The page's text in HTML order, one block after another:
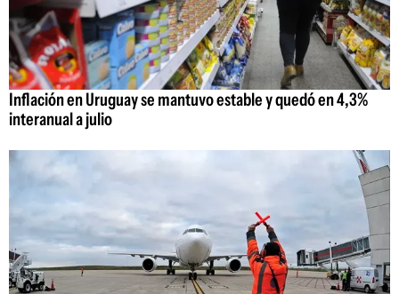
Inflación en Uruguay se mantuvo estable y quedó en 4,3%
interanual a julio